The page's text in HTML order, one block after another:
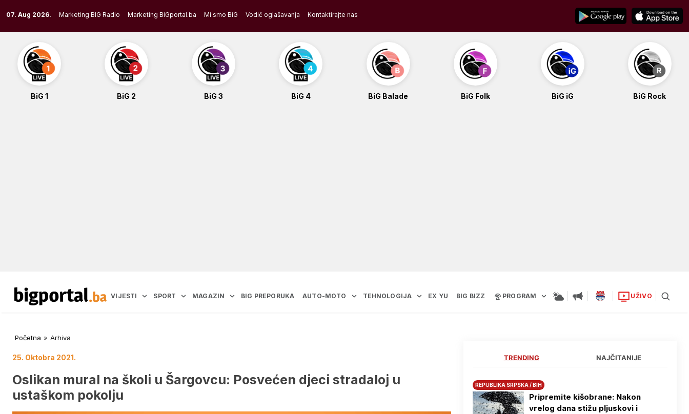
to
content
07. Aug 2026. Marketing BIG Radio Marketing BiGportal.ba Mi smo BiG Vodič oglašavanja Kontaktirajte nas
BiG 1 BiG 2 BiG 3 BiG 4 BiG Balade BiG Folk BiG iG BiG Rock
VIJESTI SPORT MAGAZIN BIG PREPORUKA AUTO-MOTO TEHNOLOGIJA EX YU BIG BIZZ PROGRAM UŽIVO
Početna » Arhiva
25. Oktobra 2021.
Oslikan mural na školi u Šargovcu: Posvećen djeci stradaloj u
ustaškom pokolju
TRENDING NAJČITANIJE
REPUBLIKA SRPSKA / BIH
Pripremite kišobrane: Nakon
vrelog dana stižu pljuskovi i